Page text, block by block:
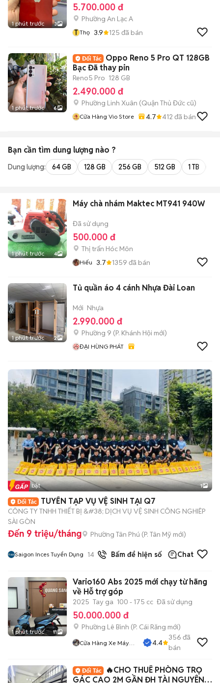
1 phút trước 3
5.700.000 đ
Phường An Lạc A
T Thọ 3.9 125 đã bán
1 phút trước 6
Oppo Reno 5 Pro QT 128GB
Bạc Đã thay pin
Reno5 Pro 128 GB
2.490.000 đ
Phường Linh Xuân (Quận Thủ Đức cũ)
Cửa Hàng Vio Store 4.7 412 đã bán
Bạn cần tìm dung lượng nào ?
Dung lượng: 64 GB 128 GB 256 GB 512 GB 1 TB
1 phút trước 4
Máy chà nhám Maktec MT941 940W
Đã sử dụng
500.000 đ
Thị trấn Hóc Môn
Hiếu 3.7 1359 đã bán
1 phút trước 2
Tủ quần áo 4 cánh Nhựa Đài Loan
Mới Nhựa
2.990.000 đ
Phường 9 (P. Khánh Hội mới)
ĐẠI HÙNG PHÁT
Tin nổi bật 1
TUYỂN TẠP VỤ VỆ SINH TẠI Q7
CÔNG TY TNHH THIẾT BỊ &#38; DỊCH VỤ VỆ SINH CÔNG NGHIÊP
SÀI GÒN
Đến 9 triệu/tháng Phường Tân Phú (P. Tân Mỹ mới)
Saigon Inces Tuyển Dụng 14 đã bánBấm để hiện số Chat
1 phút trước 11
Vario160 Abs 2025 mới chạy từ hãng
về Hỗ trợ góp
2025 Tay ga 100 - 175 cc Đã sử dụng
50.000.000 đ
Phường Lê Bình (P. Cái Răng mới)
Cửa Hàng Xe Máy
4.4
356 đã
bán
🔥CHO THUÊ PHÒNG TRỌ
GÁC CAO 2M GẦN ĐH TÀI NGUYÊN